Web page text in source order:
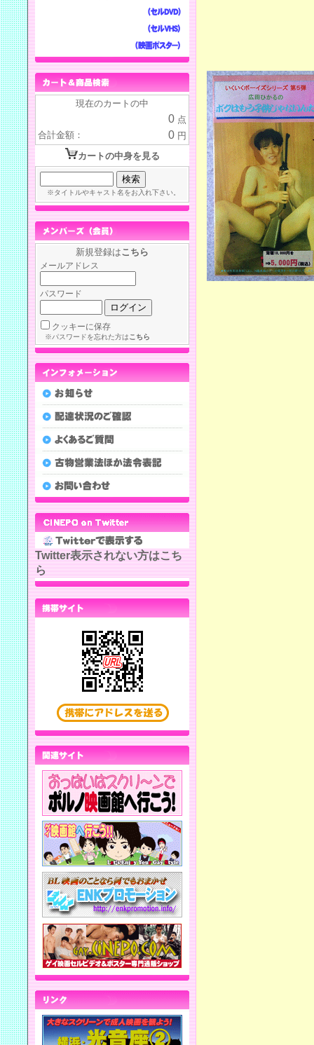
現在のカートの中
0 点
合計金額：
0 円
カートの中身を見る
※タイトルやキャスト名をお入れ下さい。
新規登録はこちら
メールアドレス
パスワード
クッキーに保存
※パスワードを忘れた方はこちら
Twitter表示されない方はこち
ら